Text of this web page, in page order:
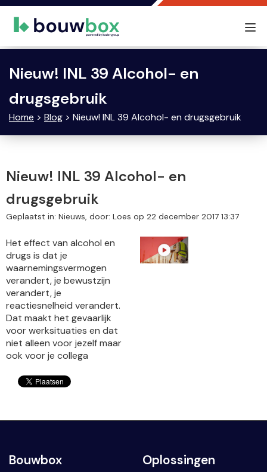
Nieuw! INL 39 Alcohol- en
drugsgebruik
Home > Blog > Nieuw! INL 39 Alcohol- en drugsgebruik
Nieuw! INL 39 Alcohol- en
drugsgebruik
Geplaatst in: Nieuws, door: Loes op 22 december 2017 13:37
Het effect van alcohol en
drugs is dat je
waarnemingsvermogen
verandert, je bewustzijn
verandert, je
reactiesnelheid verandert.
Dat maakt het gevaarlijk
voor werksituaties en dat
niet alleen voor jezelf maar
ook voor je collega
Bouwbox Oplossingen